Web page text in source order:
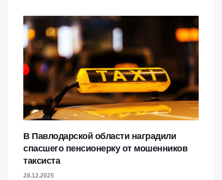
В Павлодарской области наградили
спасшего пенсионерку от мошенников
таксиста
28.12.2025